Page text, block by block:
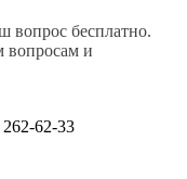
вопрос бесплатно.
вопросам и